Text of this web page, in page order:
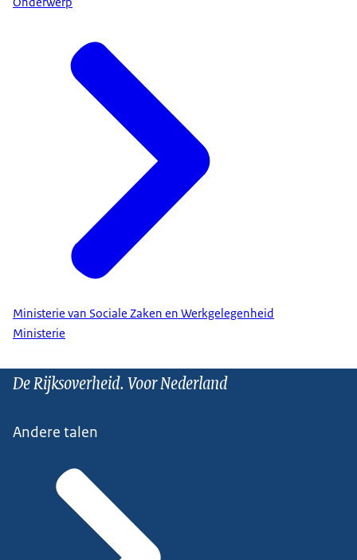
Ministerie van Sociale Zaken en Werkgelegenheid
Ministerie
De Rijksoverheid. Voor Nederland
Andere talen